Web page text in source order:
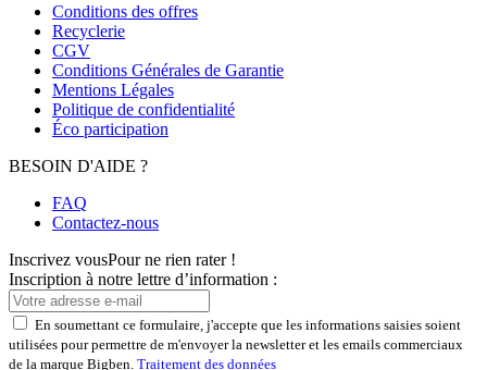
Conditions des offres
Recyclerie
CGV
Conditions Générales de Garantie
Mentions Légales
Politique de confidentialité
Éco participation
BESOIN D'AIDE ?
FAQ
Contactez-nous
Inscrivez vousPour ne rien rater !
Inscription à notre lettre d’information :
En soumettant ce formulaire, j'accepte que les informations saisies soient
utilisées pour permettre de m'envoyer la newsletter et les emails commerciaux
de la marque Bigben. Traitement des données